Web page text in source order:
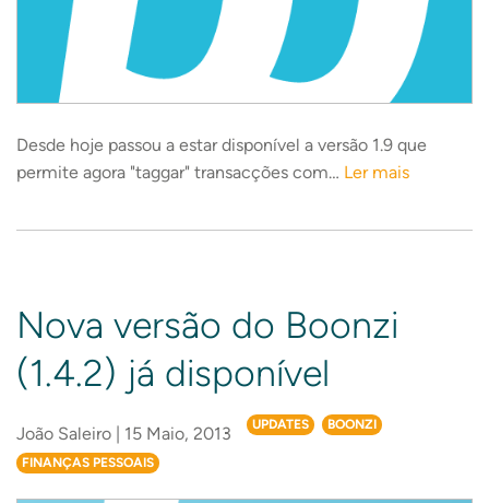
Desde hoje passou a estar disponível a versão 1.9 que
permite agora "taggar" transacções com… Ler mais
Nova versão do Boonzi
(1.4.2) já disponível
João Saleiro | 15 Maio, 2013 UPDATES BOONZI
FINANÇAS PESSOAIS